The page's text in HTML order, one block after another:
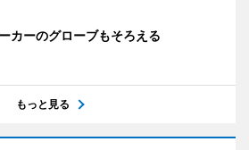
カーのグローブもそろえる
もっと見る